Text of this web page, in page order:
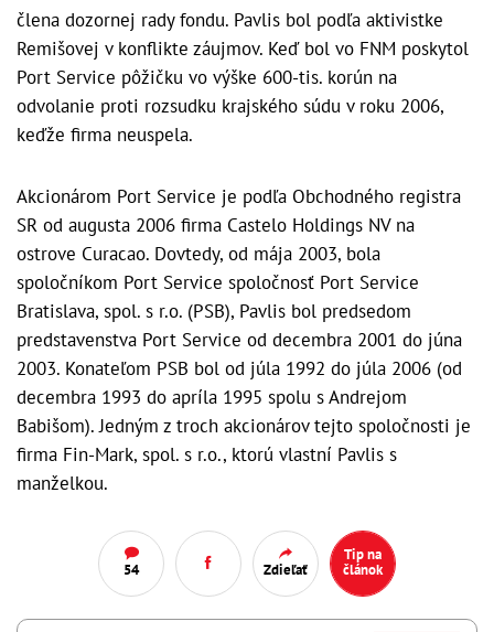
člena dozornej rady fondu. Pavlis bol podľa aktivistke
Remišovej v konflikte záujmov. Keď bol vo FNM poskytol
Port Service pôžičku vo výške 600-tis. korún na
odvolanie proti rozsudku krajského súdu v roku 2006,
keďže firma neuspela.
Akcionárom Port Service je podľa Obchodného registra
SR od augusta 2006 firma Castelo Holdings NV na
ostrove Curacao. Dovtedy, od mája 2003, bola
spoločníkom Port Service spoločnosť Port Service
Bratislava, spol. s r.o. (PSB), Pavlis bol predsedom
predstavenstva Port Service od decembra 2001 do júna
2003. Konateľom PSB bol od júla 1992 do júla 2006 (od
decembra 1993 do apríla 1995 spolu s Andrejom
Babišom). Jedným z troch akcionárov tejto spoločnosti je
firma Fin-Mark, spol. s r.o., ktorú vlastní Pavlis s
manželkou.
54 Zdieľať
Tip na
článok